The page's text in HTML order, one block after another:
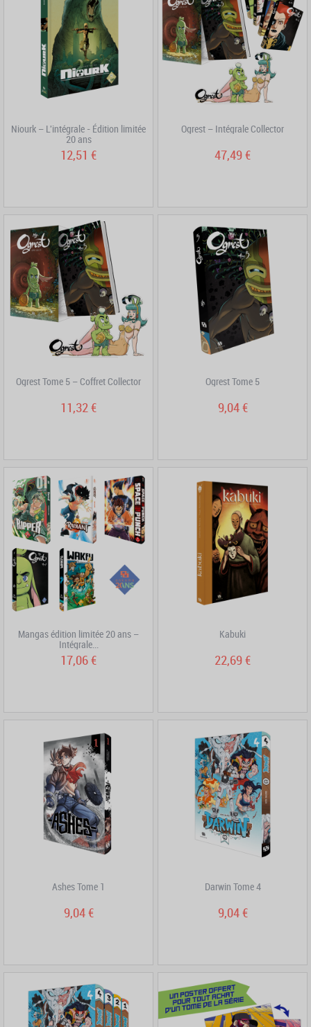
Niourk – L'intégrale - Édition limitée
20 ans
12,51 €
Ogrest – Intégrale Collector
47,49 €
Ogrest Tome 5 – Coffret Collector
11,32 €
Ogrest Tome 5
9,04 €
Mangas édition limitée 20 ans –
Intégrale...
17,06 €
Kabuki
22,69 €
Ashes Tome 1
9,04 €
Darwin Tome 4
9,04 €